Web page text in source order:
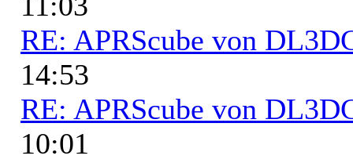
RE: APRScube von
14:53
RE: APRScube von
10:01